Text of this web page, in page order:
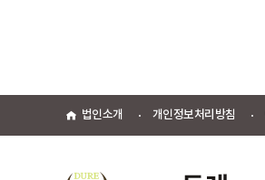
법인소개 개인정보처리방침